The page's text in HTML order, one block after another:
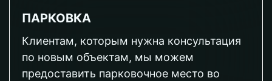
ПАРКОВКА
Клиентам, которым нужна консультация
по новым объектам, мы можем
предоставить парковочное место во